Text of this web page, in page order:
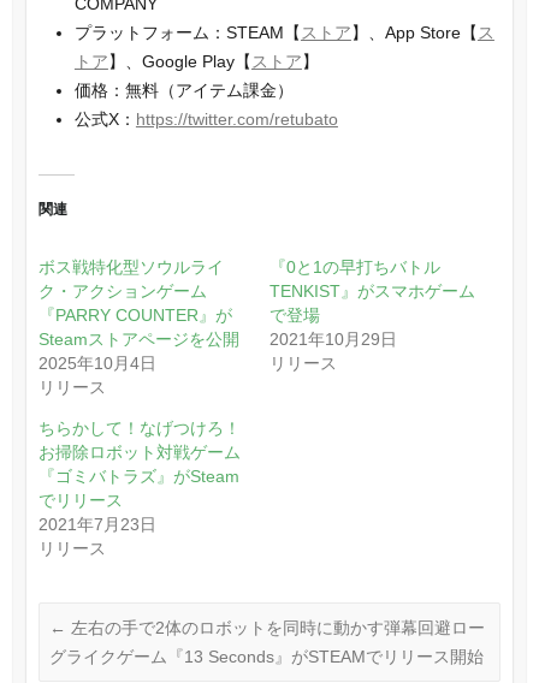
プラットフォーム：STEAM【 ストア】、App Store【 ス
トア】、Google Play【 ストア】
価格：無料（アイテム課金）
公式X： https://twitter.com/retubato
関連
ボス戦特化型ソウルライ
ク・アクションゲーム
『PARRY COUNTER』が
Steamストアページを公開
2025年10月4日
リリース
『0と1の早打ちバトル
TENKIST』がスマホゲーム
で登場
2021年10月29日
リリース
ちらかして！なげつけろ！
お掃除ロボット対戦ゲーム
『ゴミバトラズ』がSteam
でリリース
2021年7月23日
リリース
← 左右の手で2体のロボットを同時に動かす弾幕回避ロー
グライクゲーム『13 Seconds』がSTEAMでリリース開始